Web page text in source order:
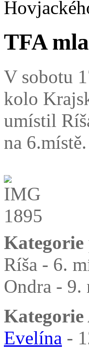
TFA
V sobotu
kolo
umístil
na
Ríša - 6.
Ondra - 9.
Evelína -